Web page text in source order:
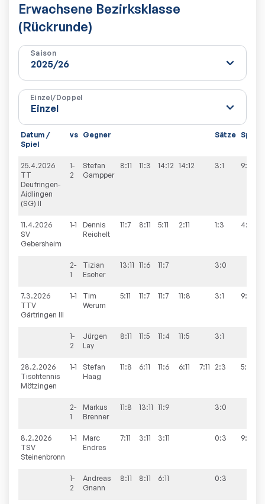
Erwachsene Bezirksklasse
(Rückrunde)
Saison
Einzel/Doppel
Datum /
Spiel
vs Gegner Sätze Spiele
25.4.2026
TT
Deufringen-
Aidlingen
(SG) II
1-
2
Stefan
Gampper
8:11 11:3 14:12 14:12 3:1 9:0
11.4.2026
SV
Gebersheim
1-1
Dennis
Reichelt
11:7 8:11 5:11 2:11 1:3 4:9
2-
1
Tizian
Escher
13:11 11:6 11:7 3:0
7.3.2026
TTV
Gärtringen III
1-1
Tim
Werum
5:11 11:7 11:7 11:8 3:1 9:3
1-
2
Jürgen
Lay
8:11 11:5 11:4 11:5 3:1
28.2.2026
Tischtennis
Mötzingen
1-1
Stefan
Haag
11:8 6:11 11:6 6:11 7:11 2:3 5:9
2-
1
Markus
Brenner
11:8 13:11 11:9 3:0
8.2.2026
TSV
Steinenbronn
1-1
Marc
Endres
7:11 3:11 3:11 0:3 9:6
1-
2
Andreas
Gnann
8:11 8:11 6:11 0:3